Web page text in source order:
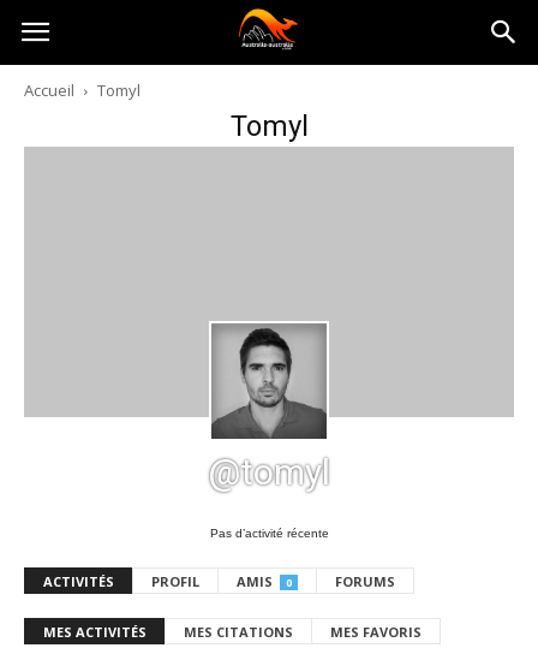
Australia-
australie.com
Accueil Tomyl
Tomyl
@tomyl
Pas d’activité récente
ACTIVITÉS PROFIL AMIS 0 FORUMS
MES ACTIVITÉS MES CITATIONS MES FAVORIS